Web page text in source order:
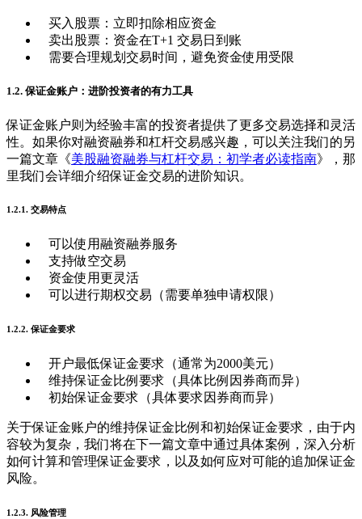
买入股票：立即扣除相应资金
卖出股票：资金在T+1 交易日到账
需要合理规划交易时间，避免资金使用受限
1.2. 保证金账户：进阶投资者的有力工具
保证金账户则为经验丰富的投资者提供了更多交易选择和灵活
性。如果你对融资融券和杠杆交易感兴趣，可以关注我们的另
一篇文章《美股融资融券与杠杆交易：初学者必读指南》，那
里我们会详细介绍保证金交易的进阶知识。
1.2.1. 交易特点
可以使用融资融券服务
支持做空交易
资金使用更灵活
可以进行期权交易（需要单独申请权限）
1.2.2. 保证金要求
开户最低保证金要求（通常为2000美元）
维持保证金比例要求（具体比例因券商而异）
初始保证金要求（具体要求因券商而异）
关于保证金账户的维持保证金比例和初始保证金要求，由于内
容较为复杂，我们将在下一篇文章中通过具体案例，深入分析
如何计算和管理保证金要求，以及如何应对可能的追加保证金
风险。
1.2.3. 风险管理